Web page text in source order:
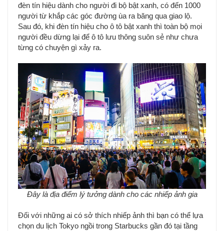
đèn tín hiệu dành cho người đi bộ bật xanh, có đến 1000
người từ khắp các góc đường ùa ra băng qua giao lộ.
Sau đó, khi đèn tín hiệu cho ô tô bật xanh thì toàn bộ mọi
người đều dừng lại để ô tô lưu thông suôn sẻ như chưa
từng có chuyện gì xảy ra.
Đây là địa điểm lý tưởng dành cho các nhiếp ảnh gia
Đối với những ai có sở thích nhiếp ảnh thì bạn có thể lựa
chọn du lịch Tokyo ngồi trong Starbucks gần đó tại tầng